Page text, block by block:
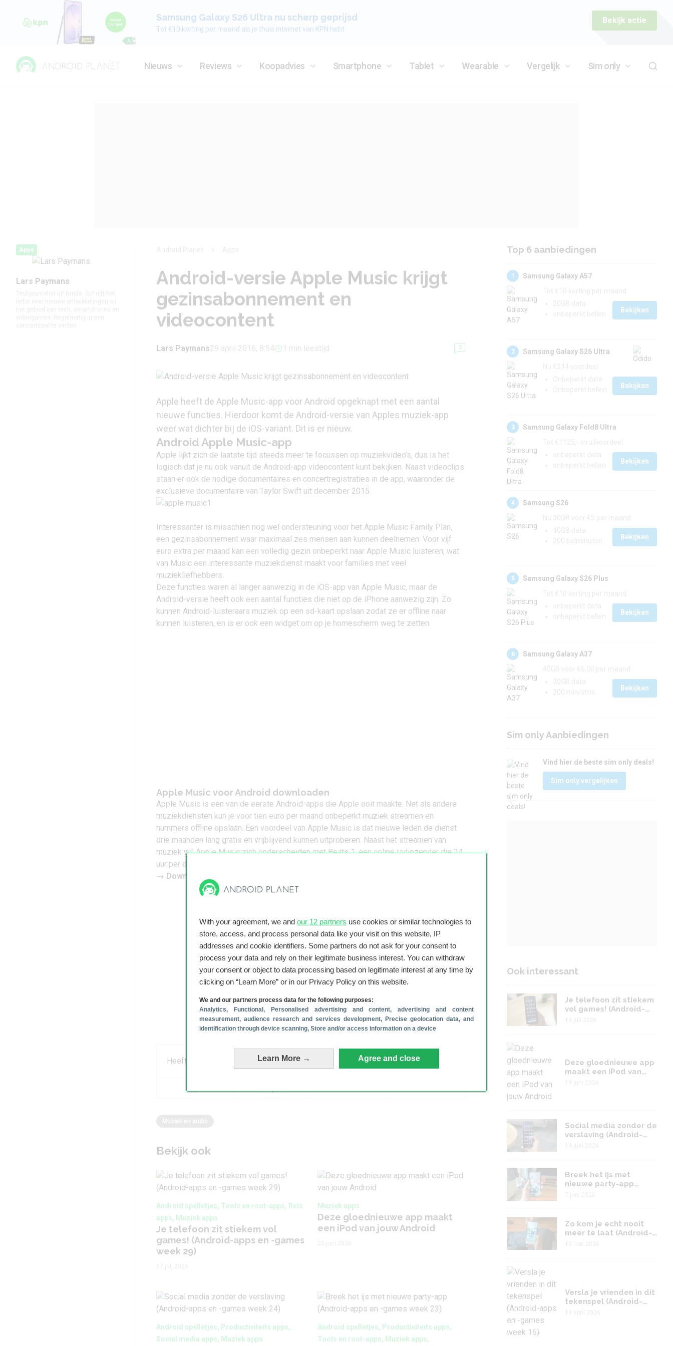
With your agreement, we and our 12 partners use cookies or similar technologies to
store, access, and process personal data like your visit on this website, IP
addresses and cookie identifiers. Some partners do not ask for your consent to
process your data and rely on their legitimate business interest. You can withdraw
your consent or object to data processing based on legitimate interest at any time by
clicking on “Learn More” or in our Privacy Policy on this website.
We and our partners process data for the following purposes:
Analytics, Functional , Personalised advertising and content, advertising and content
measurement, audience research and services development, Precise geolocation data, and
identification through device scanning, Store and/or access information on a device
Learn More → Agree and close
Samsung Galaxy S26 Ultra nu scherp geprijsd
Tot €10 korting per maand als je thuis internet van KPN hebt
Bekijk actie
Nieuws Reviews Koopadvies Smartphone Tablet Wearable Vergelijk Sim only
Apps
Lars Paymans
Android-versie Apple Music krijgt
gezinsabonnement en
videocontent
Lars Paymans29 april 2016, 8:54 1 min leestijd 3
Apple heeft de Apple Music-app voor Android opgeknapt met een aantal
nieuwe functies. Hierdoor komt de Android-versie van Apples muziek-app
weer wat dichter bij de iOS-variant. Dit is er nieuw.
Android Apple Music-app
Apple lijkt zich de laatste tijd steeds meer te focussen op muziekvideo’s, dus is het
logisch dat je nu ook vanuit de Android-app videocontent kunt bekijken. Naast videoclips
staan er ook de nodige documentaires en concertregistraties in de app, waaronder de
exclusieve documentaire van Taylor Swift uit december 2015.
Interessanter is misschien nog wel ondersteuning voor het Apple Music Family Plan,
een gezinsabonnement waar maximaal zes mensen aan kunnen deelnemen. Voor vijf
euro extra per maand kan een volledig gezin onbeperkt naar Apple Music luisteren, wat
van Music een interessante muziekdienst maakt voor families met veel
muziekliefhebbers.
Deze functies waren al langer aanwezig in de iOS-app van Apple Music, maar de
Android-versie heeft ook een aantal functies die niet op de iPhone aanwezig zijn. Zo
kunnen Android-luisteraars muziek op een sd-kaart opslaan zodat ze er offline naar
kunnen luisteren, en is er ook een widget om op je homescherm weg te zetten.
Apple Music voor Android downloaden
Apple Music is een van de eerste Android-apps die Apple ooit maakte. Net als andere
muziekdiensten kun je voor tien euro per maand onbeperkt muziek streamen en
nummers offline opslaan. Een voordeel van Apple Music is dat nieuwe leden de dienst
drie maanden lang gratis en vrijblijvend kunnen uitproberen. Naast het streamen van
muziek wil Apple Music zich onderscheiden met Beats 1, een online radiozender die 24
uur per dag en 7 dagen per week actief is.
→ Download Apple Music in Google Play
Heeft dit artikel je geholpen? Reageer
Bekijk ook
Android spelletjes, Tools en root-apps, Reis
apps, Muziek apps
Je telefoon zit stiekem vol
games! (Android-apps en -games
week 29)
Muziek apps
Deze gloednieuwe app maakt
een iPod van jouw Android
Android spelletjes, Productiviteits apps,
Social media apps, Muziek apps
Android spelletjes, Productiviteits apps,
Tools en root-apps, Muziek apps,
Top 6 aanbiedingen
1
Samsung Galaxy A57
Bekijken
2
Samsung Galaxy S26 Ultra
Bekijken
3
Samsung Galaxy Fold8 Ultra
Bekijken
4
Samsung S26
Bekijken
5
Samsung Galaxy S26 Plus
Bekijken
6
Samsung Galaxy A37
Bekijken
Sim only Aanbiedingen
Vind hier de beste sim only deals!
Sim only vergelijken
Ook interessant
Je telefoon zit stiekem
vol games! (Android-
Deze gloednieuwe app
maakt een iPod van
Social media zonder de
verslaving (Android-
Breek het ijs met
nieuwe party-app
Zo kom je echt nooit
meer te laat (Android-
Versla je vrienden in dit
tekenspel (Android-